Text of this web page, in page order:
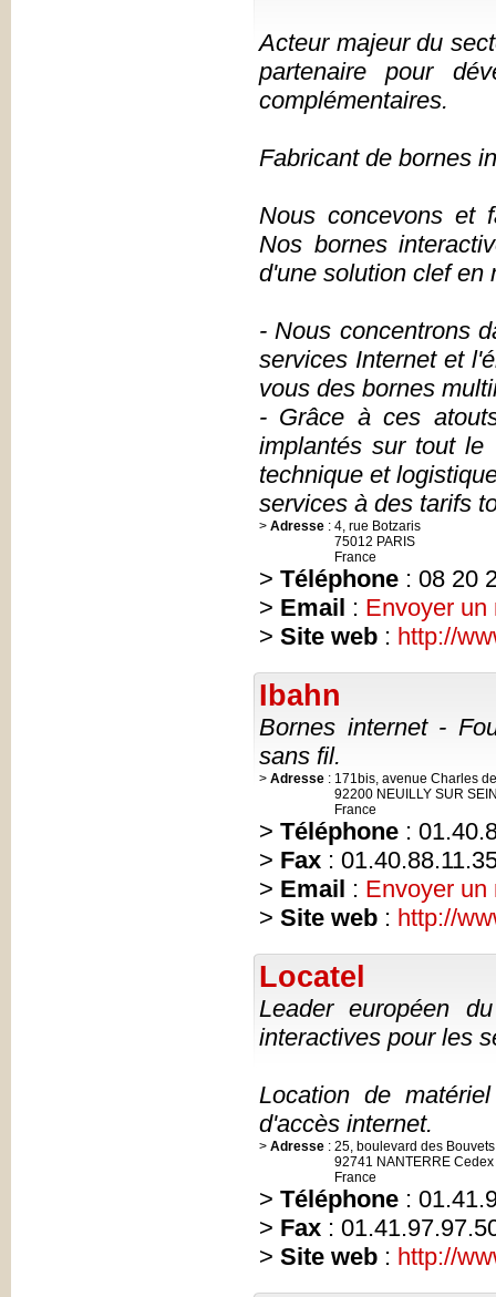
Acteur majeur du
partenaire pour
complémentaires.
Fabricant de bornes
Nous concevons et
Nos bornes
d'une solution clef en
- Nous concentrons
services Internet et
vous des bornes
- Grâce à ces
implantés sur tout le
technique et
services à des tarifs
> Adresse : 4, rue Botzaris
75012 PARIS
France
> Téléphone : 08 20
> Email : Envoyer
> Site web : http://
Ibahn
Bornes internet -
sans fil.
> Adresse : 171bis, avenue Charles
92200 NEUILLY SUR
France
> Téléphone :
> Fax :
> Email : Envoyer
> Site web : http://
Locatel
Leader européen
interactives pour les
Location de
d'accès internet.
> Adresse : 25, boulevard des Bouvets
92741 NANTERRE Cedex
France
> Téléphone :
> Fax :
> Site web : http://